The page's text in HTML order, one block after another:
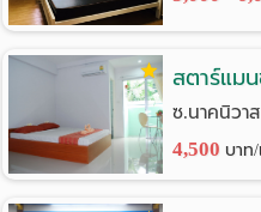
สตาร์แม
ซ.นาคนิวา
4,500 บาท